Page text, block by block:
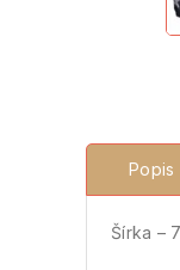
Popis
Šírka –